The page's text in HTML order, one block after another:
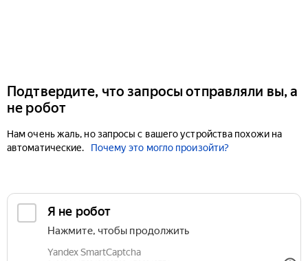
Подтвердите, что запросы отправляли вы, а
не робот
Нам очень жаль, но запросы с вашего устройства похожи на
автоматические.
Почему это могло произойти?